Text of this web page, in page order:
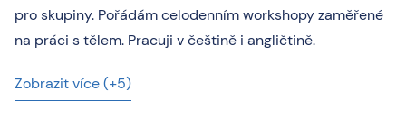
pro skupiny. Pořádám celodenním workshopy zaměřené
na práci s tělem. Pracuji v češtině i angličtině.
Zobrazit více (+5)